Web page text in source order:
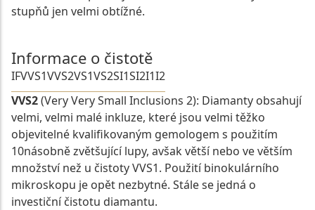
stupňů jen velmi obtížné.
Informace o čistotě
IFVVS1VVS2VS1VS2SI1SI2I1I2
VVS2(Very Very Small Inclusions 2): Diamanty obsahují
velmi, velmi malé inkluze, které jsou velmi těžko
objevitelné kvalifikovaným gemologem s použitím
10násobně zvětšující lupy, avšak větší nebo ve větším
množství než u čistoty VVS1. Použití binokulárního
mikroskopu je opět nezbytné. Stále se jedná o
investiční čistotu diamantu.